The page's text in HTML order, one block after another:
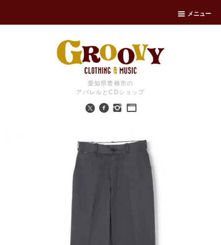
メニュー
愛知県豊橋市の
アパレルとCDショップ